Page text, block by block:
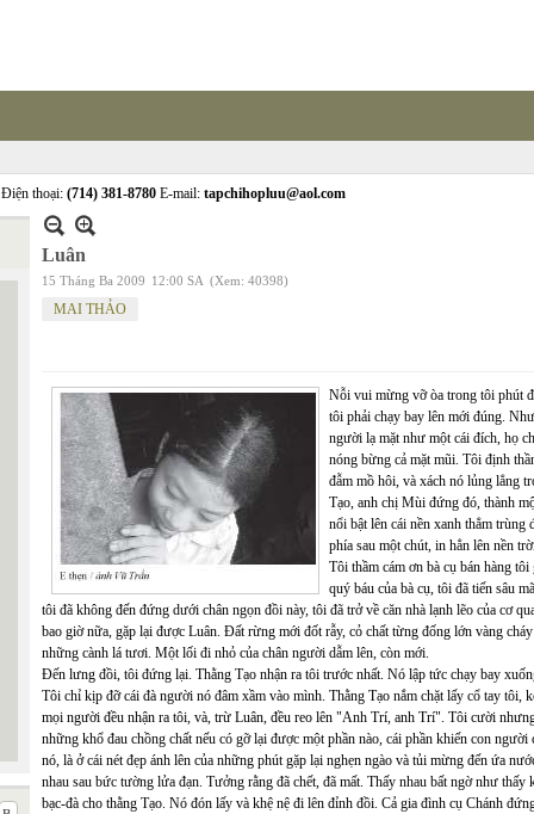
thoại: (714) 381-8780 E-mail: tapchihopluu@aol.com
Luân
15 Tháng Ba 2009 12:00 SA (Xem: 40398)
MAI THẢO
Nỗi vui mừng vỡ òa trong tôi phút
tôi phải chạy bay lên mới đúng.
người lạ mặt như một cái đích, họ
nóng bừng cả mặt mũi. Tôi định
đẫm mồ hôi, và xách nó lủng lẳng
Tạo, anh chị Mùi đứng đó, thành
nổi bật lên cái nền xanh thẳm
phía sau một chút, in hẳn lên nền
Tôi thầm cám ơn bà cụ bán hàng
quý báu của bà cụ, tôi đã tiến sâu
tôi đã không đến đứng dưới chân ngọn đồi này, tôi đã trở về căn nhà lạnh lẽo của cơ
bao giờ nữa, gặp lại được Luân. Đất rừng mới đốt rẫy, cỏ chất từng đống lớn vàng
những cành lá tươi. Một lối đi nhỏ của chân người dẫm lên, còn mới.
Đến lưng đồi, tôi đứng lại. Thằng Tạo nhận ra tôi trước nhất. Nó lập tức chạy bay
Tôi chỉ kịp đỡ cái đà người nó đâm xầm vào mình. Thằng Tạo nắm chặt lấy cổ tay
mọi người đều nhận ra tôi, và, trừ Luân, đều reo lên "Anh Trí, anh Trí". Tôi cười
những khổ đau chồng chất nếu có gỡ lại được một phần nào, cái phần khiến con
nó, là ở cái nét đẹp ánh lên của những phút gặp lại nghẹn ngào và tủi mừng đến ứa
nhau sau bức tường lửa đạn. Tưởng rằng đã chết, đã mất. Thấy nhau bất ngờ như
bạc-đà cho thằng Tạo. Nó đón lấy và khệ nệ đi lên đỉnh đồi. Cả gia đình cụ Chánh